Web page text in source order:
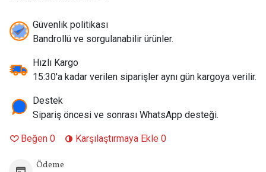
Crown M Kartuş
Önerilen Likit Tipi:Standart E-Likitler (6mg, 12mg) ve
%40 PG)
Menşei:Çin (Orijinal Uwell)
Güvenlik politikası
Bandrollü ve sorgulanabilir ürünler.
Hızlı Kargo
15:30'a kadar verilen siparişler aynı gün kargoya verilir.
Destek
Sipariş öncesi ve sonrası WhatsApp desteği.
Beğen 0 Karşılaştırmaya Ekle 0
Ödeme